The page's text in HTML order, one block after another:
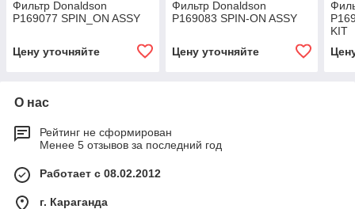
Фильтр Donaldson
P169077 SPIN_ON ASSY
Цену уточняйте
Фильтр Donaldson
P169083 SPIN-ON ASSY
Цену уточняйте
KIT
О нас
Рейтинг не сформирован
Менее 5 отзывов за последний год
Работает с 08.02.2012
г. Караганда